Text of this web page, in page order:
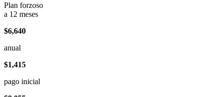
Plan forzoso
a 12 meses
$6,640
anual
$1,415
pago inicial